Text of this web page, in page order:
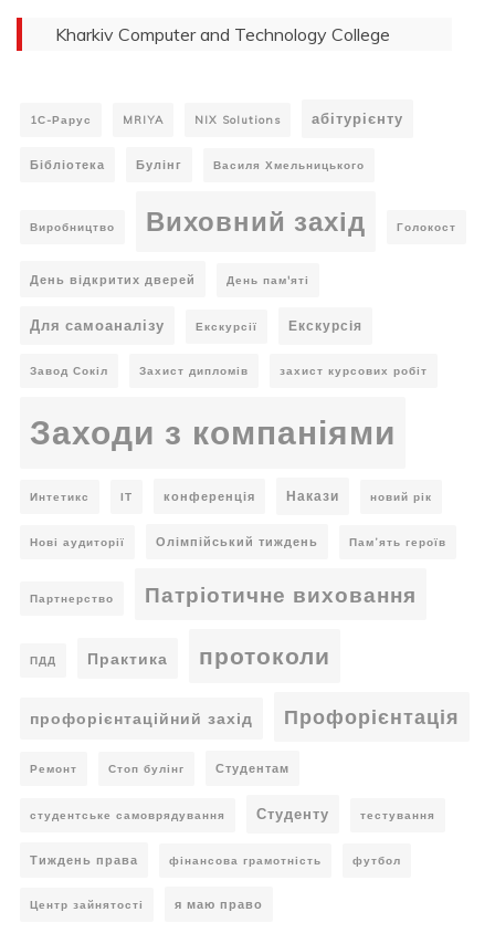
Kharkiv Computer and Technology College
1С-Рарус MRIYA NIX Solutions абітурієнту
Бібліотека Булінг Василя Хмельницького
Виробництво Виховний захід Голокост
День відкритих дверей День пам'яті
Для самоаналізу Екскурсії Екскурсія
Завод Сокіл Захист дипломів захист курсових робіт
Заходи з компаніями
Интетикс ІТ конференція Накази новий рік
Нові аудиторії Олімпійський тиждень Пам’ять героїв
Партнерство Патріотичне виховання
ПДД Практика протоколи
профорієнтаційний захід Профорієнтація
Ремонт Стоп булінг Студентам
студентське самоврядування Студенту тестування
Тиждень права фінансова грамотність футбол
Центр зайнятості я маю право